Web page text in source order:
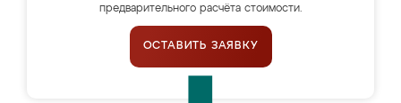
предварительного расчёта стоимости.
ОСТАВИТЬ ЗАЯВКУ